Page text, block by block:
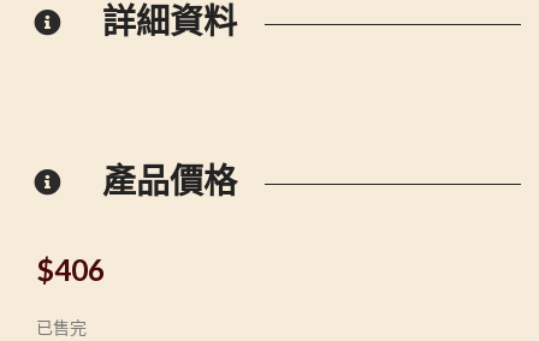
詳細資料
產品價格
$406
已售完